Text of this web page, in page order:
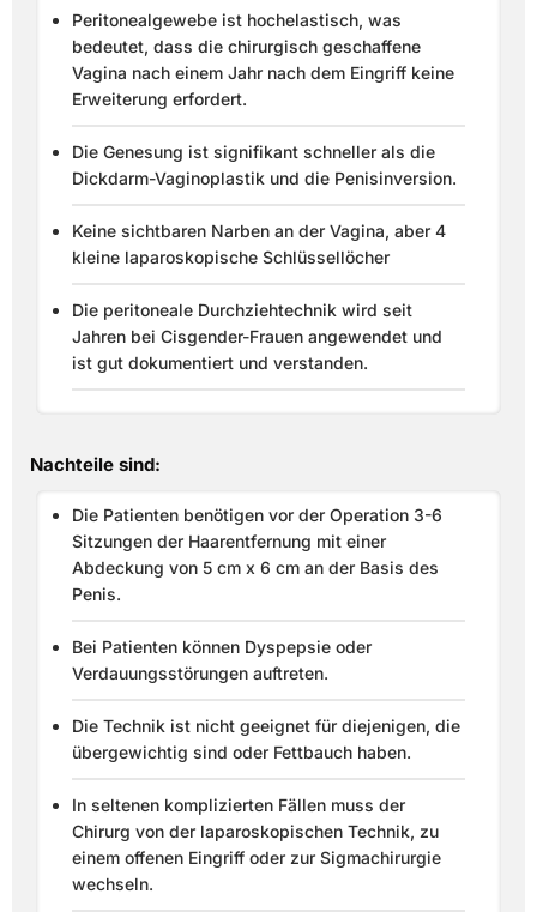
Peritonealgewebe ist hochelastisch, was
bedeutet, dass die chirurgisch geschaffene
Vagina nach einem Jahr nach dem Eingriff keine
Erweiterung erfordert.
Die Genesung ist signifikant schneller als die
Dickdarm-Vaginoplastik und die Penisinversion.
Keine sichtbaren Narben an der Vagina, aber 4
kleine laparoskopische Schlüssellöcher
Die peritoneale Durchziehtechnik wird seit
Jahren bei Cisgender-Frauen angewendet und
ist gut dokumentiert und verstanden.
Nachteile sind:
Die Patienten benötigen vor der Operation 3-6
Sitzungen der Haarentfernung mit einer
Abdeckung von 5 cm x 6 cm an der Basis des
Penis.
Bei Patienten können Dyspepsie oder
Verdauungsstörungen auftreten.
Die Technik ist nicht geeignet für diejenigen, die
übergewichtig sind oder Fettbauch haben.
In seltenen komplizierten Fällen muss der
Chirurg von der laparoskopischen Technik, zu
einem offenen Eingriff oder zur Sigmachirurgie
wechseln.